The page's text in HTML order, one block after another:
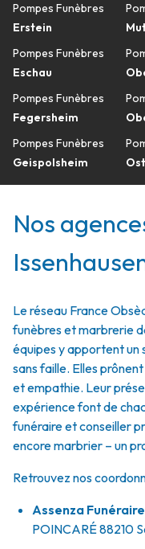
Pompes Funèbres
Erstein
Pompes Funèbres
Eschau
Pompes Funèbres
Fegersheim
Pompes Funèbres
Geispolsheim
Nos
Le réseau France
funèbres et marbrerie
équipes y apportent un
sans faille. Elles
et empathie. Leur
expérience font de
funéraire et conseiller
encore marbrier – un
Retrouvez nos
Assenza
POINCARÉ88210